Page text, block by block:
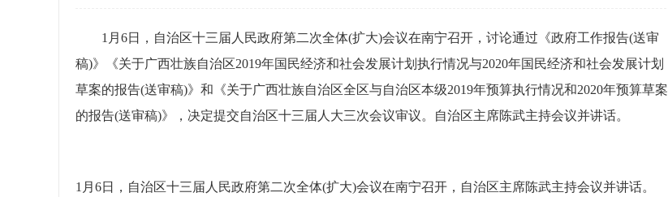
1月6日，自治区十三届人民政府第二次全体(扩大)会议在南宁召开，讨论通过《政府工作报告(送审
稿)》《关于广西壮族自治区2019年国民经济和社会发展计划执行情况与2020年国民经济和社会发展计划
草案的报告(送审稿)》和《关于广西壮族自治区全区与自治区本级2019年预算执行情况和2020年预算草案
的报告(送审稿)》，决定提交自治区十三届人大三次会议审议。自治区主席陈武主持会议并讲话。
1月6日，自治区十三届人民政府第二次全体(扩大)会议在南宁召开，自治区主席陈武主持会议并讲话。